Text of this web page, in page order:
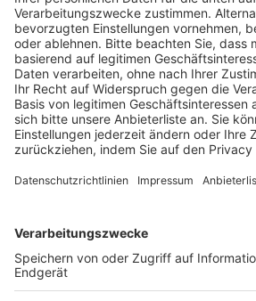
Schulungsangebot Vereinsmitarbeiter
BFV-Geschäftsstellen
Trainerbörse
Login SpielPlus
FOLGE DEM BFV
TOP-VEREINE